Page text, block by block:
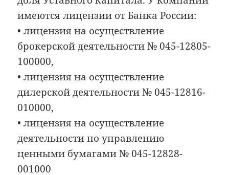
имеются лицензии от Банка России:
• лицензия на осуществление
брокерской деятельности № 045-12805-
100000,
• лицензия на осуществление
дилерской деятельности № 045-12816-
010000,
• лицензия на осуществление
деятельности по управлению
ценными бумагами № 045-12828-
001000